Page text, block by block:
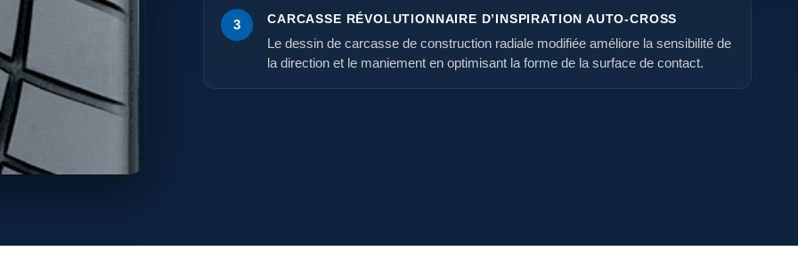
3 CARCASSE RÉVOLUTIONNAIRE D’INSPIRATION AUTO-CROSS
Le dessin de carcasse de construction radiale modifiée améliore la sensibilité de
la direction et le maniement en optimisant la forme de la surface de contact.